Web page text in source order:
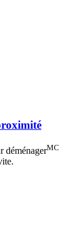
déménagerMC